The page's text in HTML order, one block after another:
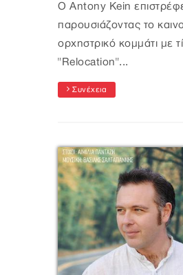
Ο Antony Kein
παρουσιάζοντας το
ορχηστρικό κομμάτι με
"Relocation"...
Συνέχεια